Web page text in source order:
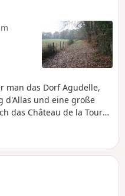
man das Dorf Agudelle,
d'Allas und eine große
das Château de la Tour
verläuft teilweise
Saintonge (am Anfang